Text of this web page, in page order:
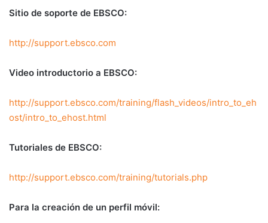
Sitio de soporte de EBSCO:
http://support.ebsco.com
Video introductorio a EBSCO:
http://support.ebsco.com/training/flash_videos/intro_to_eh
ost/intro_to_ehost.html
Tutoriales de EBSCO:
http://support.ebsco.com/training/tutorials.php
Para la creación de un perfil móvil: